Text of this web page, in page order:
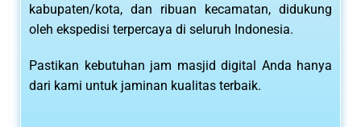
kabupaten/kota, dan ribuan kecamatan, didukung
oleh ekspedisi terpercaya di seluruh Indonesia.
Pastikan kebutuhan jam masjid digital Anda hanya
dari kami untuk jaminan kualitas terbaik.